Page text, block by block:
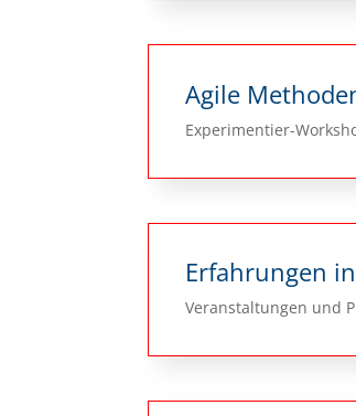
Agile
Experimentier-
Erfahrungen
Veranstaltungen und